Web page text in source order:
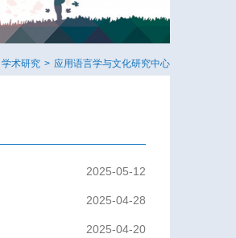
学术研究 > 应用语言学与文化研究中心
2025-05-12
2025-04-28
2025-04-20